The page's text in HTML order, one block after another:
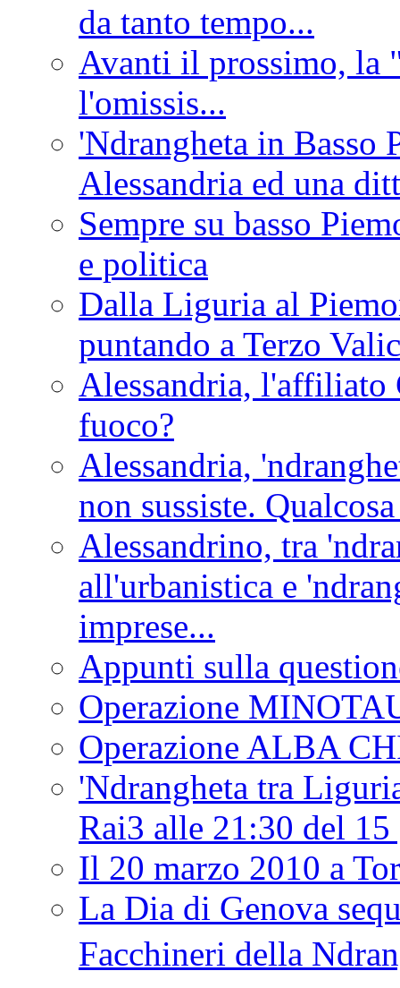
da tanto tempo...
Avanti il prossimo, la
l'omissis...
'Ndrangheta in Basso
Alessandria ed una
Sempre su basso
e politica
Dalla Liguria al
puntando a Terzo
Alessandria, l'affiliato
fuoco?
Alessandria,
non sussiste.
Alessandrino, tra
all'urbanistica e
imprese...
Appunti sulla
Operazione
Operazione ALBA
'Ndrangheta tra
Rai3 alle 21:30 del
Il 20 marzo 2010 a
La Dia di Genova
Facchineri della